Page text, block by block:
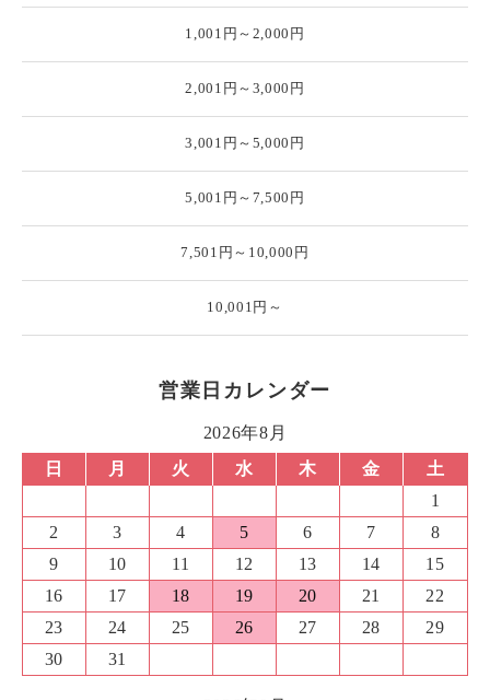
1,001円～2,000円
2,001円～3,000円
3,001円～5,000円
5,001円～7,500円
7,501円～10,000円
10,001円～
営業日カレンダー
2026年8月
日
月 火 水 木 金
土
1
2
3 4 5 6 7
8
9
10 11 12 13 14
15
16
17 18 19 20 21
22
23
24 25 26 27 28
29
30
31